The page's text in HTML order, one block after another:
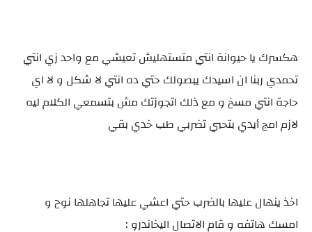
هكسرك يا حيوانة انتي متستهليش تعيشي مع واحد زي انتي
تحمدي ربنا ان اسيدك يبصولك حتي ده انتي لا شكل و لا اي
حاجة انتي مسخ و مع ذلك اتجوزتك مش بتسمعي الكلام ليه
لازم امج أيدي بتحبي تضربي طب خدي بقي
اخذ ينهال عليها بالضرب حتي اعشي عليها تجاهلها نوح و
امسك هاتفه و قام الاتصال اليخاندرو :